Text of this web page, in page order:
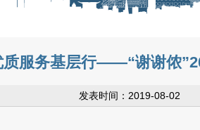
质服务基层行——“谢谢侬
发表时间：2019-08-